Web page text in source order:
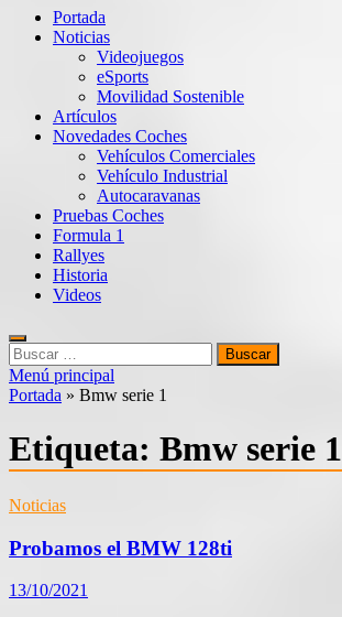
Portada
Noticias
Videojuegos
eSports
Movilidad Sostenible
Artículos
Novedades Coches
Vehículos Comerciales
Vehículo Industrial
Autocaravanas
Pruebas Coches
Formula 1
Rallyes
Historia
Videos
Buscar:
Menú principal
Portada » Bmw serie 1
Etiqueta: Bmw serie 1
Noticias
Probamos el BMW 128ti
13/10/2021